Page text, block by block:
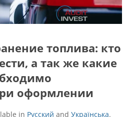
топлива: кто
а так же какие
оформлении
in Русский and Українська.